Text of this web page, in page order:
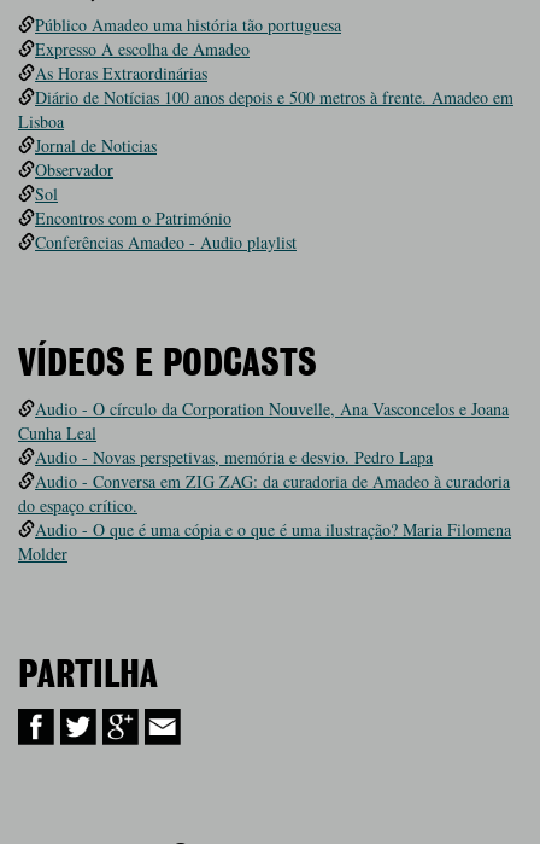
Público Amadeo uma história tão portuguesa
Expresso A escolha de Amadeo
As Horas Extraordinárias
Diário de Notícias 100 anos depois e 500 metros à frente. Amadeo em
Lisboa
Jornal de Noticias
Observador
Sol
Encontros com o Património
Conferências Amadeo - Audio playlist
VÍDEOS E PODCASTS
Audio - O círculo da Corporation Nouvelle, Ana Vasconcelos e Joana
Cunha Leal
Audio - Novas perspetivas, memória e desvio. Pedro Lapa
Audio - Conversa em ZIG ZAG: da curadoria de Amadeo à curadoria
do espaço crítico.
Audio - O que é uma cópia e o que é uma ilustração? Maria Filomena
Molder
PARTILHA